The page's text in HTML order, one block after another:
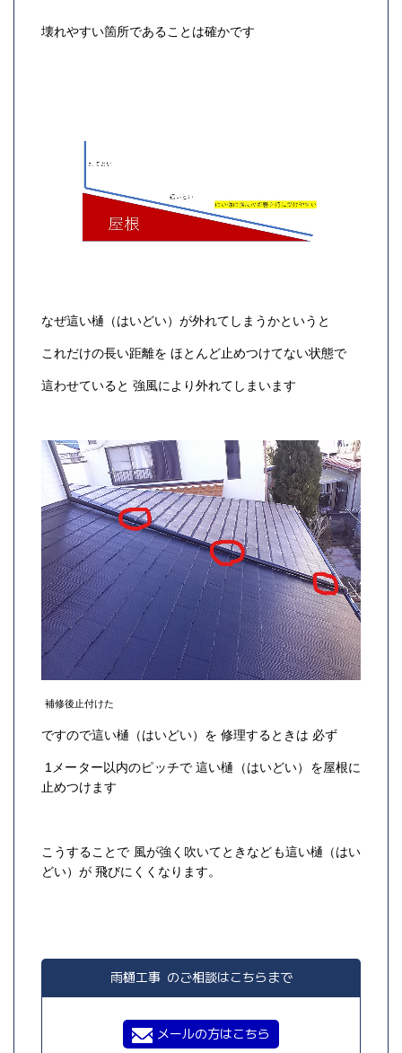
壊れやすい箇所であることは確かです
なぜ這い樋（はいどい）が外れてしまうかというと
これだけの長い距離を ほとんど止めつけてない状態で
這わせていると 強風により外れてしまいます
補修後止付けた
ですので這い樋（はいどい）を 修理するときは 必ず
1メーター以内のピッチで 這い樋（はいどい）を屋根に
止めつけます
こうすることで 風が強く吹いてときなども這い樋（はい
どい）が 飛びにくくなります。
雨樋工事 のご相談はこちらまで
メールの方はこちら